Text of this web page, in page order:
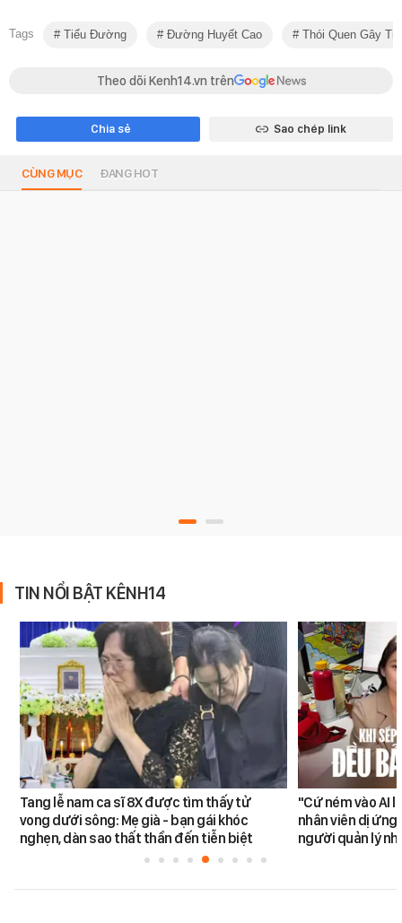
Tags Tiểu Đường Đường Huyết Cao Thói Quen Gây
Theo dõi Kenh14.vn trên
Chia sẻ Sao chép link
CÙNG MỤC ĐANG HOT
TIN NỔI BẬT KÊNH14
Tang lễ nam ca sĩ 8X được tìm thấy tử
vong dưới sông: Mẹ già - bạn gái khóc
nghẹn, dàn sao thất thần đến tiễn biệt
"Cứ ném vào AI
nhân viên dị ứng
người quản lý